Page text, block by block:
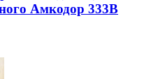
Амкодор 333В